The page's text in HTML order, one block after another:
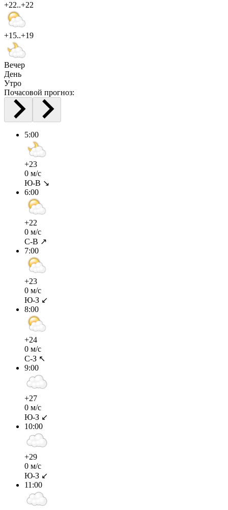
+22..+22
+15..+19
Вечер
День
Утро
Почасовой прогноз:
5:00
+23
0 м/с
Ю-В ↘
6:00
+22
0 м/с
С-В ↗
7:00
+23
0 м/с
Ю-З ↙
8:00
+24
0 м/с
С-З ↖
9:00
+27
0 м/с
Ю-З ↙
10:00
+29
0 м/с
Ю-З ↙
11:00